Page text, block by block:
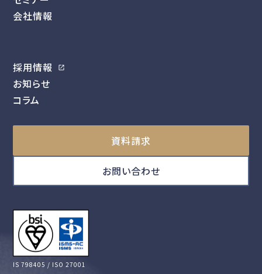
会社情報
採用情報
お知らせ
コラム
資料請求
お問い合わせ
IS 798405 / ISO 27001